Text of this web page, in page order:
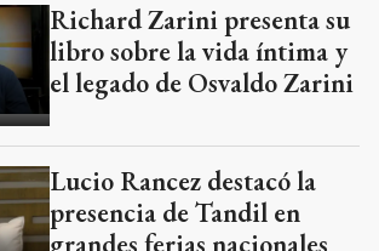
Richard Zarini presenta su
libro sobre la vida íntima y
el legado de Osvaldo Zarini
Lucio Rancez destacó la
presencia de Tandil en